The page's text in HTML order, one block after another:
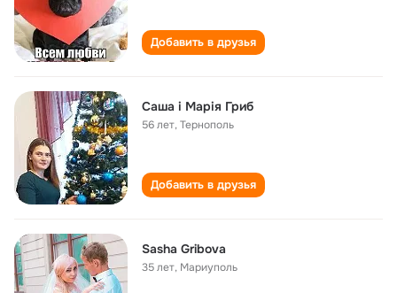
Добавить в друзья
Саша і Марія Гриб
56 лет,Тернополь
Добавить в друзья
Sasha Gribova
35 лет, Мариуполь